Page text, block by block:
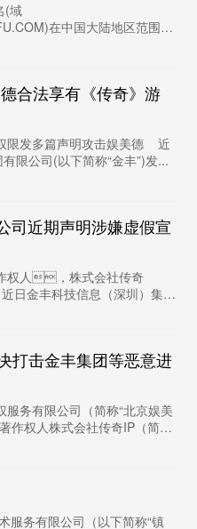
(域
在中国大陆地区范围内
合法享有《传奇》游
限发多篇声明攻击娱美德 近
限公司(以下简称“金丰”)发...
司近期声明涉嫌虚假宣
权人，株式会社传奇
日金丰科技信息（深圳）集团
明，不实主张“金丰集
打击金丰集团等恶意进
务有限公司（简称“北京娱美
作权人株式会社传奇IP（简
维护《传奇》游戏及其著...
务有限公司（以下简称“镇